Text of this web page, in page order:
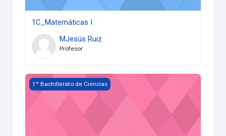
1C_Matemáticas I
MJesús Ruiz
Profesor
1C_Materia de ampliación
1º Bachillerato de Ciencias